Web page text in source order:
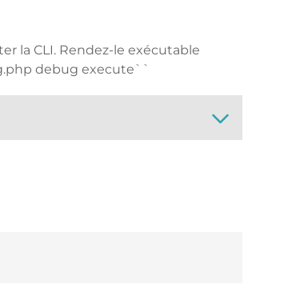
la CLI. Rendez-le exécutable
debug execute``